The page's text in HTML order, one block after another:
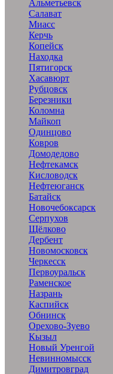
Альметьевск
Салават
Миасс
Керчь
Копейск
Находка
Пятигорск
Хасавюрт
Рубцовск
Березники
Коломна
Майкоп
Одинцово
Ковров
Домодедово
Нефтекамск
Кисловодск
Нефтеюганск
Батайск
Новочебоксарск
Серпухов
Щёлково
Дербент
Новомосковск
Черкесск
Первоуральск
Раменское
Назрань
Каспийск
Обнинск
Орехово-Зуево
Кызыл
Новый Уренгой
Невинномысск
Димитровград